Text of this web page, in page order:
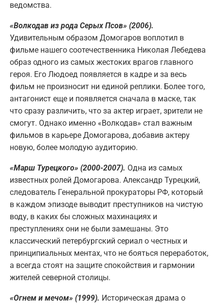
ведомства.
«Волкодав из рода Серых Псов» (2006).
Удивительным образом Домогаров воплотил в
фильме нашего соотечественника Николая Лебедева
образ одного из самых жестоких врагов главного
героя. Его Людоед появляется в кадре и за весь
фильм не произносит ни единой реплики. Более того,
антагонист еще и появляется сначала в маске, так
что сразу различить, что за актер играет, зрители не
смогут. Однако именно «Волкодав» стал важным
фильмов в карьере Домогарова, добавив актеру
новую, более молодую аудиторию.
«Марш Турецкого» (2000-2007). Одна из самых
известных ролей Домогарова. Александр Турецкий,
следователь Генеральной прокураторы РФ, который
в каждом эпизоде выводит преступников на чистую
воду, в каких бы сложных махинациях и
преступлениях они не были замешаны. Это
классический петербургский сериал о честных и
принципиальных ментах, что не бояться переработок,
а всегда стоят на защите спокойствия и гармонии
жителей северной столицы.
«Огнем и мечом» (1999). Историческая драма о